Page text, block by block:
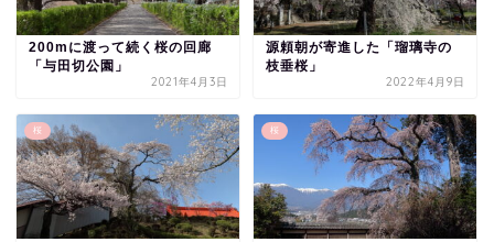
200mに渡って続く桜の回廊
「与田切公園」
2021年4月3日
源頼朝が寄進した「瑠璃寺の
枝垂桜」
2022年4月9日
桜 桜